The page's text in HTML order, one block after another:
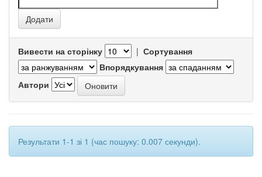
Вивести на сторінку | Сортування
Впорядкування
Автори
Результати 1-1 зі 1 (час пошуку: 0.007 секунди).